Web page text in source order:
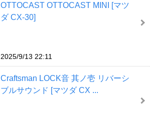
OTTOCAST OTTOCAST MINI [マツ
ダ CX-30]
2025/9/13 22:11
Craftsman LOCK音 其ノ壱 リバーシ
ブルサウンド [マツダ CX ...